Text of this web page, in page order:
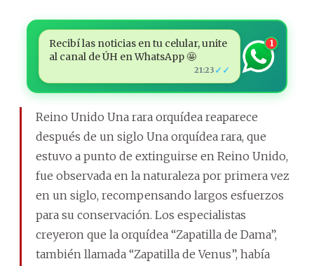
Recibí las noticias en tu celular, unite
al canal de ÚH en WhatsApp 🤩
21:23 ✓✓
1
Reino Unido Una rara orquídea reaparece
después de un siglo Una orquídea rara, que
estuvo a punto de extinguirse en Reino Unido,
fue observada en la naturaleza por primera vez
en un siglo, recompensando largos esfuerzos
para su conservación. Los especialistas
creyeron que la orquídea “Zapatilla de Dama”,
también llamada “Zapatilla de Venus”, había